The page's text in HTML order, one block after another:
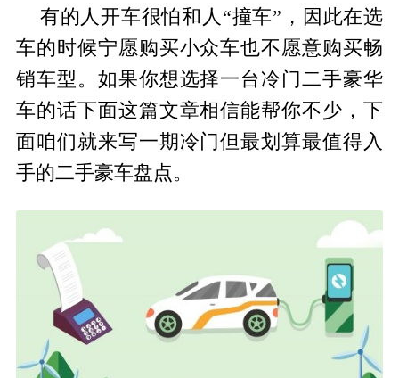
有的人开车很怕和人“撞车”，因此在选
车的时候宁愿购买小众车也不愿意购买畅
销车型。如果你想选择一台冷门二手豪华
车的话下面这篇文章相信能帮你不少，下
面咱们就来写一期冷门但最划算最值得入
手的二手豪车盘点。